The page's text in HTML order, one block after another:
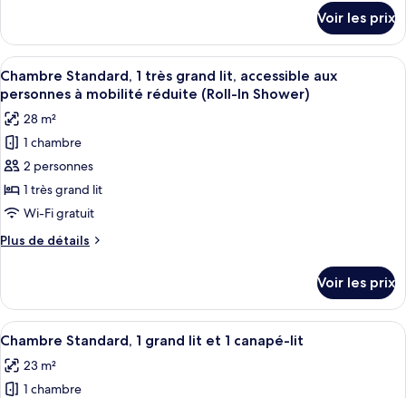
1
très
grand
lit,
accessible
aux
personnes
à
mobilité
réduite
(Mobility)
le
type
de
chambre
Chambre
Standard,
très
grand
lit,
aux
personnes
à
(Mobility)
Voir les prix
Afficher
toutes
les
photos
pour
ce
type
de
chambre :
Chambre
1
très
grand
lit,
accessible
Une chambre d’hôtel comprenant
6
Chambre Standard, 1 très grand lit, accessible aux
personnes à mobilité réduite (Roll-In Shower)
28 m²
1 chambre
2 personnes
1 très grand lit
Wi-Fi gratuit
Plus de détails
Plus
le
type
de
Chambre
Standard,
Voir les prix
Afficher
toutes
les
photos
Une chambre d’hôtel comprenant
4
Chambre Standard, 1 grand lit et 1 canapé-lit
23 m²
1 chambre